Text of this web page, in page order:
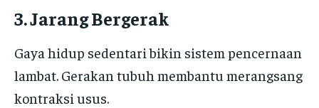
3. Jarang Bergerak
Gaya hidup sedentari bikin sistem pencernaan
lambat. Gerakan tubuh membantu merangsang
kontraksi usus.